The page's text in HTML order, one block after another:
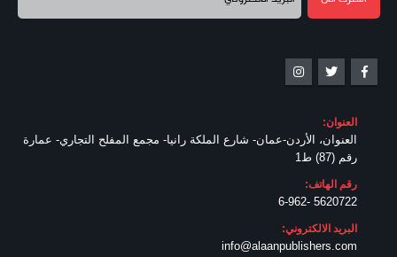
العنوان:
العنوان، الأردن-عمان- شارع الملكة رانيا- مجمع المفلح التجاري- عمارة
رقم (87) ط1
رقم الهاتف:
5620722 -6-962
البريد الالكتروني:
info@alaanpublishers.com